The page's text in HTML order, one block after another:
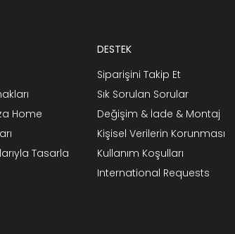
Home
Tasarla
DESTEK
Siparişini Takip Et
Sık Sorulan Sorular
Değişim & İade & Montaj
Kişisel Verilerin Korunması
Kullanım Koşulları
International Requests